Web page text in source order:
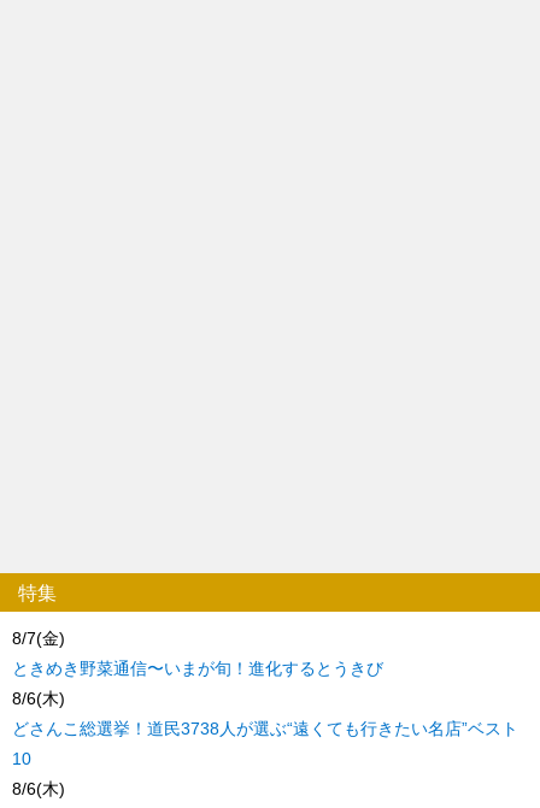
特集
8/7(金)
ときめき野菜通信〜いまが旬！進化するとうきび
8/6(木)
どさんこ総選挙！道民3738人が選ぶ“遠くても行きたい名店”ベスト
10
8/6(木)